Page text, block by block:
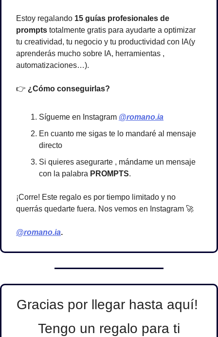
Estoy regalando 15 guías profesionales de
prompts totalmente gratis para ayudarte a optimizar
tu creatividad, tu negocio y tu productividad con IA(y
aprenderás mucho sobre IA, herramientas ,
automatizaciones…).
👉 ¿Cómo conseguirlas?
Sígueme en Instagram @romano.ia
En cuanto me sigas te lo mandaré al mensaje
directo
Si quieres asegurarte , mándame un mensaje
con la palabra PROMPTS.
¡Corre! Este regalo es por tiempo limitado y no
querrás quedarte fuera. Nos vemos en Instagram 🚀
@romano.ia.
Gracias por llegar hasta aquí!
Tengo un regalo para ti